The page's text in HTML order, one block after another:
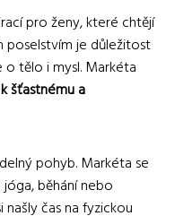
pro ženy, které chtějí
poselstvím je důležitost
o tělo i mysl. Markéta
šťastnému a
pohyb. Markéta se
běhání nebo
čas na fyzickou